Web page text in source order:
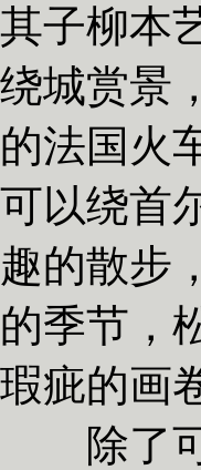
其子柳本
绕城赏景
的法国火
可以绕首
趣的散步
的季节，
瑕疵的画
除了可